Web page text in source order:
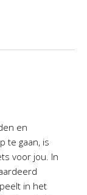
en
te gaan, is
voor jou. In
in het